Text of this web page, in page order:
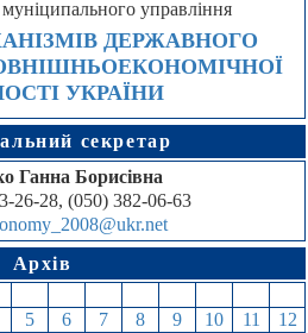
муніципального управління
ДЕРЖАВНОГО
УКРАЇНИ
секретар
Ганна Борисівна
26-28, (050) 382-06-63
Архів
5 6 7 8 9 10 11
12